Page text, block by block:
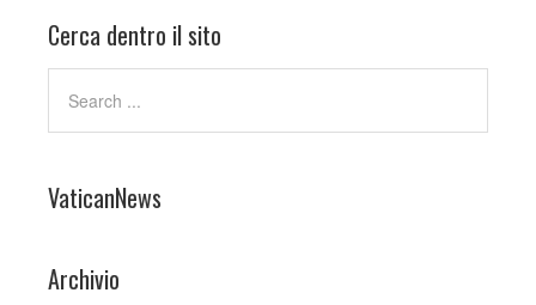
Cerca dentro il sito
VaticanNews
Archivio